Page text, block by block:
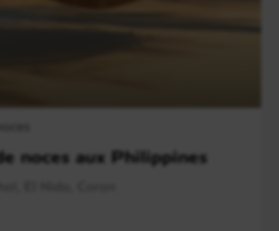
noces aux Philippines